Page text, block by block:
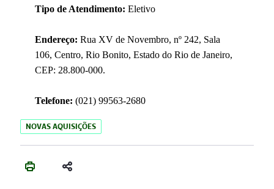
Tipo de Atendimento: Eletivo
Endereço: Rua XV de Novembro, nº 242, Sala
106, Centro, Rio Bonito, Estado do Rio de Janeiro,
CEP: 28.800-000.
Telefone: (021) 99563-2680
NOVAS AQUISIÇÕES